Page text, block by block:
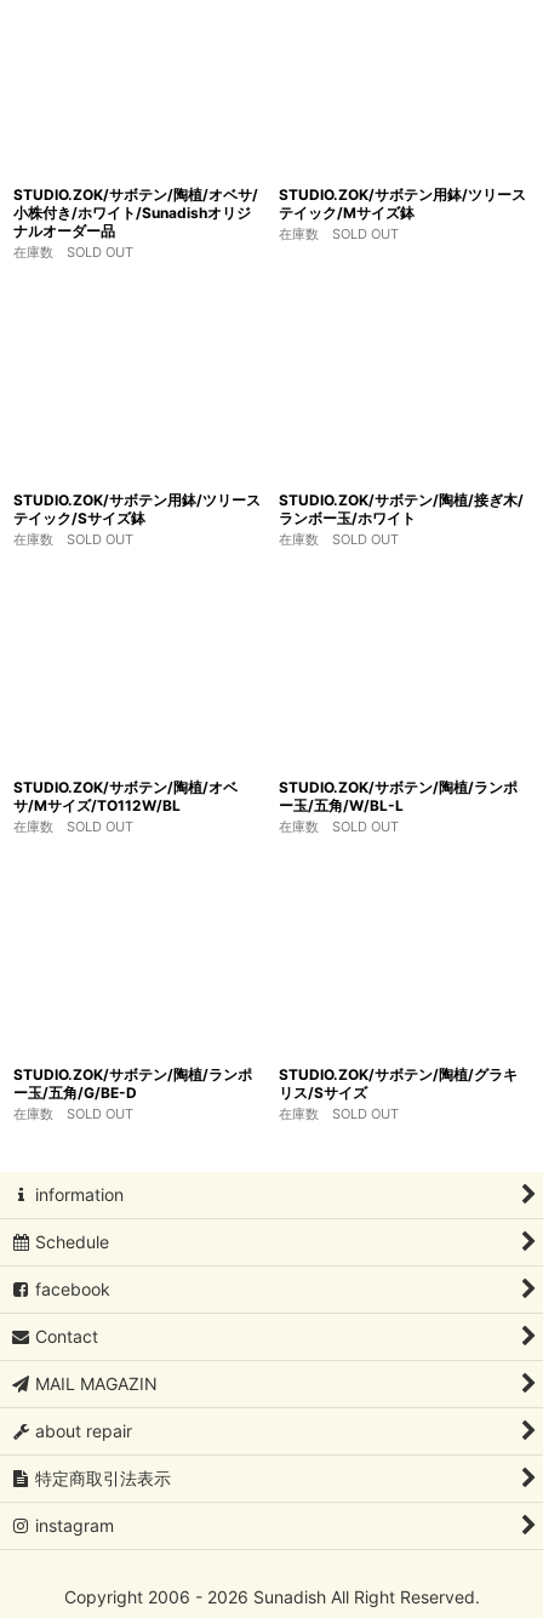
STUDIO.ZOK/サボテン/陶植/オベサ/
小株付き/ホワイト/Sunadishオリジ
ナルオーダー品
在庫数 SOLD OUT
STUDIO.ZOK/サボテン用鉢/ツリース
テイック/Mサイズ鉢
在庫数 SOLD OUT
STUDIO.ZOK/サボテン用鉢/ツリース
テイック/Sサイズ鉢
在庫数 SOLD OUT
STUDIO.ZOK/サボテン/陶植/接ぎ木/
ランボー玉/ホワイト
在庫数 SOLD OUT
STUDIO.ZOK/サボテン/陶植/オベ
サ/Mサイズ/TO112W/BL
在庫数 SOLD OUT
STUDIO.ZOK/サボテン/陶植/ランポ
ー玉/五角/W/BL-L
在庫数 SOLD OUT
STUDIO.ZOK/サボテン/陶植/ランポ
ー玉/五角/G/BE-D
在庫数 SOLD OUT
STUDIO.ZOK/サボテン/陶植/グラキ
リス/Sサイズ
在庫数 SOLD OUT
information
Schedule
facebook
Contact
MAIL MAGAZIN
about repair
特定商取引法表示
instagram
Copyright 2006 - 2026 Sunadish All Right Reserved.